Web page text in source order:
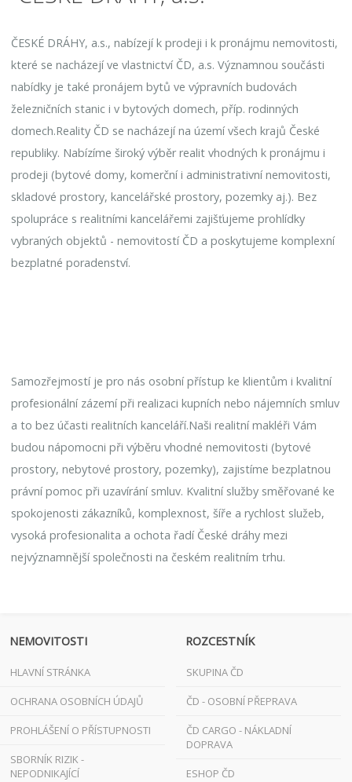
ČESKÉ DRÁHY, a.s., nabízejí k prodeji i k pronájmu nemovitosti,
které se nacházejí ve vlastnictví ČD, a.s. Významnou součásti
nabídky je také pronájem bytů ve výpravních budovách
železničních stanic i v bytových domech, příp. rodinných
domech.Reality ČD se nacházejí na území všech krajů České
republiky. Nabízíme široký výběr realit vhodných k pronájmu i
prodeji (bytové domy, komerční i administrativní nemovitosti,
skladové prostory, kancelářské prostory, pozemky aj.). Bez
spolupráce s realitními kancelářemi zajišťujeme prohlídky
vybraných objektů - nemovitostí ČD a poskytujeme komplexní
bezplatné poradenství.
Samozřejmostí je pro nás osobní přístup ke klientům i kvalitní
profesionální zázemí při realizaci kupních nebo nájemních smluv
a to bez účasti realitních kanceláří.Naši realitní makléři Vám
budou nápomocni při výběru vhodné nemovitosti (bytové
prostory, nebytové prostory, pozemky), zajistíme bezplatnou
právní pomoc při uzavírání smluv. Kvalitní služby směřované ke
spokojenosti zákazníků, komplexnost, šíře a rychlost služeb,
vysoká profesionalita a ochota řadí České dráhy mezi
nejvýznamnější společnosti na českém realitním trhu.
NEMOVITOSTI
HLAVNÍ STRÁNKA
OCHRANA OSOBNÍCH ÚDAJŮ
PROHLÁŠENÍ O PŘÍSTUPNOSTI
SBORNÍK RIZIK -
NEPODNIKAJÍCÍ
ROZCESTNÍK
SKUPINA ČD
ČD - OSOBNÍ PŘEPRAVA
ČD CARGO - NÁKLADNÍ
DOPRAVA
ESHOP ČD